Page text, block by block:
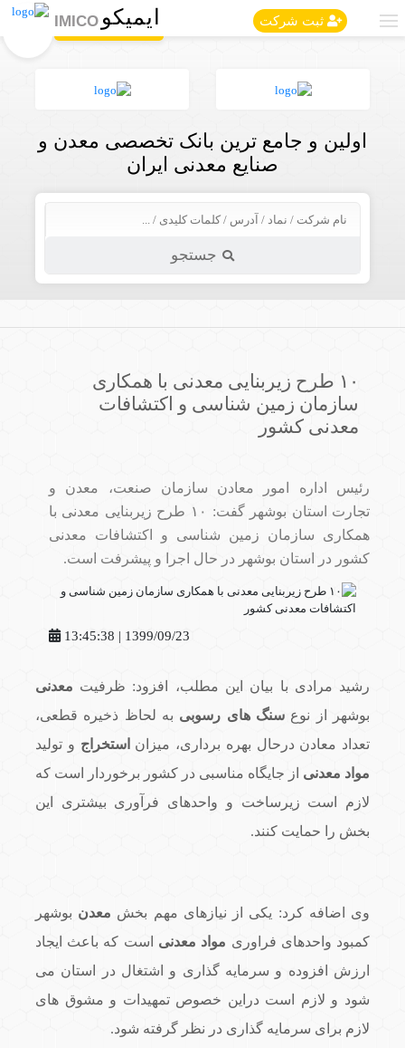
ثبت شرکت ایمیکو IMICO
اولین و جامع ترین بانک تخصصی معدن و
صنایع معدنی ایران
جستجو
۱۰ طرح زیربنایی معدنی با همکاری
سازمان زمین شناسی و اکتشافات
معدنی کشور
رئیس اداره امور معادن سازمان صنعت، معدن و
تجارت استان بوشهر گفت: ۱۰ طرح زیربنایی معدنی با
همکاری سازمان زمین شناسی و اکتشافات معدنی
کشور در استان بوشهر در حال اجرا و پیشرفت است.
1399/09/23 | 13:45:38
رشید مرادی با بیان این مطلب، افزود: ظرفیت معدنی
بوشهر از نوع سنگ های رسوبی به لحاظ ذخیره قطعی،
تعداد معادن درحال بهره برداری، میزان استخراج و تولید
مواد معدنی از جایگاه مناسبی در کشور برخوردار است که
لازم است زیرساخت و واحدهای فرآوری بیشتری این
بخش را حمایت کنند.
وی اضافه کرد: یکی از نیازهای مهم بخش معدن بوشهر
کمبود واحدهای فراوری مواد معدنی است که باعث ایجاد
ارزش افزوده و سرمایه گذاری و اشتغال در استان می
شود و لازم است دراین خصوص تمهیدات و مشوق های
لازم برای سرمایه گذاری در نظر گرفته شود.